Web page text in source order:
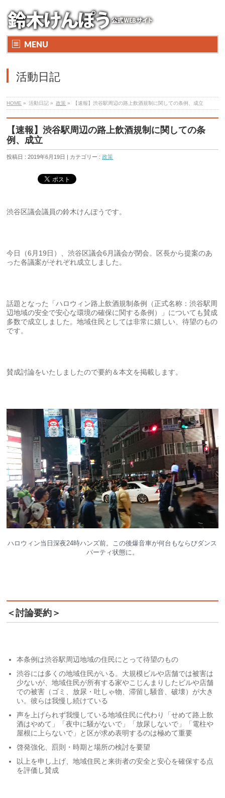
MENU
活動日記
HOME » 活動日記 » 政策 » 【速報】渋谷駅周辺の路上飲酒規制に関しての条例、成立
【速報】渋谷駅周辺の路上飲酒規制に関しての条
例、成立
投稿日 : 2019年6月19日 | カテゴリー :政策
渋谷区議会議員の鈴木けんぽうです。
今日（6月19日）、渋谷区議会6月議会が閉会。区長から提案のあ
った各議案がそれぞれ成立しました。
話題となった「ハロウィン路上飲酒規制条例（正式名称：渋谷駅周
辺地域の安全で安心な環境の確保に関する条例）」についても賛成
多数で成立しました。地域住民としては非常に嬉しい、待望のもの
です。
賛成討論をいたしましたので要約＆本文を掲載します。
ハロウィン当日深夜24時ハンズ前。この後爆音車が何台もならびダンス
パーティ状態に。
＜討論要約＞
本条例は渋谷駅周辺地域の住民にとって待望のもの
渋谷には多くの地域住民がいる。大規模ビルや店舗では被害は
少ないが、地域住民が所有する家やこじんまりしたビルや店舗
での被害（ゴミ、放尿・吐しゃ物、滞留し騒音、破壊）が大き
い。彼らは我慢し続けている
声を上げられず我慢している地域住民に代わり「せめて路上飲
酒はやめて」「夜中に騒がないで」「放尿しないで」「電柱や
屋根に上らないで」と区が求め表明するのは極めて重要
啓発強化、罰則・時期と場所の検討を要望
以上を申し上げ、地域住民と来街者の安全と安心を確保する点
を評価し賛成